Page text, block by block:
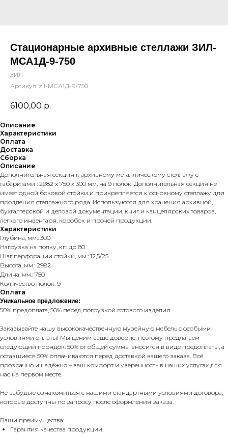
Стационарные архивные стеллажи ЗИЛ-
МСА1Д-9-750
ЗИЛ
Артикул: zil-МСА1Д-9-750
6100,00 р.
Описание
Характеристики
Оплата
Доставка
Сборка
Описание
Дополнительная секция к архивному металлическому стеллажу с
габаритами : 2982 х 750 х 300 мм, на 9 полок. Дополнительная секция не
имеет одной боковой стойки и прикрепляется к основному стеллажу для
продления стеллажного ряда. Используются для хранения архивной,
бухгалтерской и деловой документации, книг и канцелярских товаров,
легкого инвентаря, коробок и прочей продукции.
Характеристики
Глубина, мм.: 300
Нагрузка на полку, кг.: до 80
Шаг перфорации стойки, мм.: 12,5/25
Высота, мм.: 2982
Длина, мм.: 750
Количество полок: 9
Оплата
Уникальное предложение:
50% предоплата, 50% перед погрузкой готового изделия.
Заказывайте нашу высококачественную музейную мебель с особыми
условиями оплаты! Мы ценим ваше доверие, поэтому предлагаем
следующий порядок: 50% от общей суммы вносится в виде предоплаты, а
оставшиеся 50% оплачиваются перед доставкой вашего заказа. Всё
прозрачно и надёжно – ваш комфорт и уверенность в наших услугах для
нас на первом месте.
Не забудьте ознакомиться с нашими стандартными условиями договора,
которые доступны по запросу после оформления заказа.
Ваши преимущества:
Гарантия качества продукции.